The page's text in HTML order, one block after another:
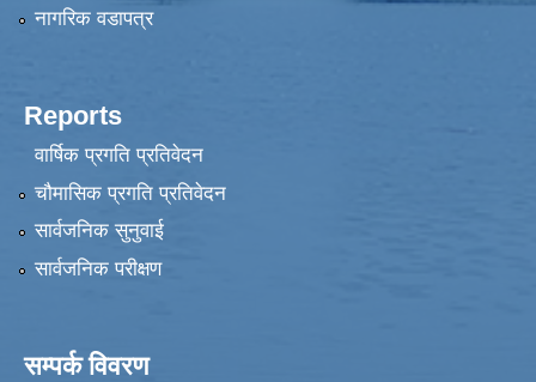
नागरिक वडापत्र
Reports
वार्षिक प्रगति प्रतिवेदन
चौमासिक प्रगति प्रतिवेदन
सार्वजनिक सुनुवाई
सार्वजनिक परीक्षण
सम्पर्क विवरण